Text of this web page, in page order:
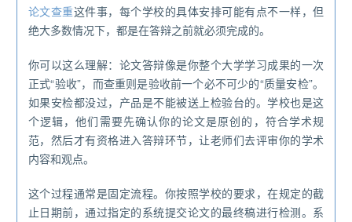
论文查重这件事，每个学校的具体安排可能有点不一样，但
绝大多数情况下，都是在答辩之前就必须完成的。
你可以这么理解：论文答辩像是你整个大学学习成果的一次
正式“验收”，而查重则是验收前一个必不可少的“质量安检”。
如果安检都没过，产品是不能被送上检验台的。学校也是这
个逻辑，他们需要先确认你的论文是原创的，符合学术规
范，然后才有资格进入答辩环节，让老师们去评审你的学术
内容和观点。
这个过程通常是固定流程。你按照学校的要求，在规定的截
止日期前，通过指定的系统提交论文的最终稿进行检测。系